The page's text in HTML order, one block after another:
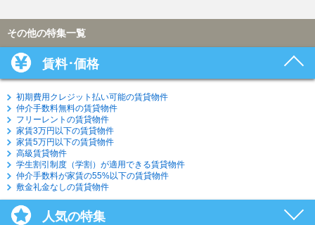
その他の特集一覧
賃料･価格
初期費用クレジット払い可能の賃貸物件
仲介手数料無料の賃貸物件
フリーレントの賃貸物件
家賃3万円以下の賃貸物件
家賃5万円以下の賃貸物件
高級賃貸物件
学生割引制度（学割）が適用できる賃貸物件
仲介手数料が家賃の55%以下の賃貸物件
敷金礼金なしの賃貸物件
人気の特集